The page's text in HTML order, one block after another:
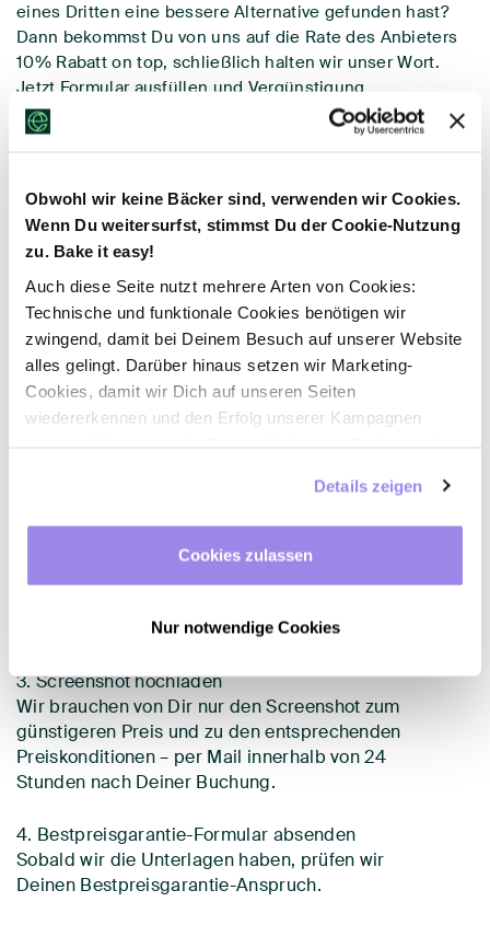
Obwohl wir keine Bäcker sind, verwenden wir Cookies.
Wenn Du weitersurfst, stimmst Du der Cookie-Nutzung
zu. Bake it easy!
Auch diese Seite nutzt mehrere Arten von Cookies:
Technische und funktionale Cookies benötigen wir
zwingend, damit bei Deinem Besuch auf unserer Website
alles gelingt. Darüber hinaus setzen wir Marketing-
Cookies, damit wir Dich auf unseren Seiten
wiedererkennen und den Erfolg unserer Kampagnen
außerhalb unserer Webseite. Du kannst jederzeit – auch
später noch – festlegen, welche Cookies Du zulässt und
Details zeigen
Cookies zulassen
Nur notwendige Cookies
eines Dritten eine bessere Alternative gefunden hast?
Dann bekommst Du von uns auf die Rate des Anbieters
10% Rabatt on top, schließlich halten wir unser Wort.
Jetzt Formular ausfüllen und Vergünstigung
beanspruchen.
Wie das funktioniert?
1. Der Preis-Check
Du hast zum Buchungszeitpunkt auf elaya-
hotels.com bei einem anderen Anbieter einen
Dann fülle jetzt das Bestpreisgarantie-Formular
aus. Weil es zwischen uns keine Geheimnisse
gibst, findest Du alle Bedingungen unter
Bestpreisgarantie.
3. Screenshot hochladen
Wir brauchen von Dir nur den Screenshot zum
günstigeren Preis und zu den entsprechenden
Preiskonditionen – per Mail innerhalb von 24
Stunden nach Deiner Buchung.
4. Bestpreisgarantie-Formular absenden
Sobald wir die Unterlagen haben, prüfen wir
Deinen Bestpreisgarantie-Anspruch.